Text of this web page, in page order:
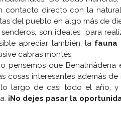
contacto directo con la
del pueblo en algo más de
senderos, son ideales para
apreciar también, la fauna
cabras montés.
pensemos que
cosas interesantes además
largo de casi todo el año, y
¡No dejes pasar la